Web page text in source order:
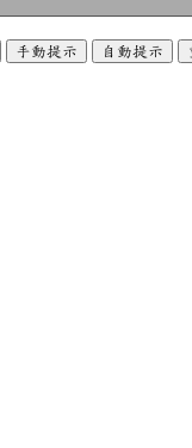
手動提示 自動提示